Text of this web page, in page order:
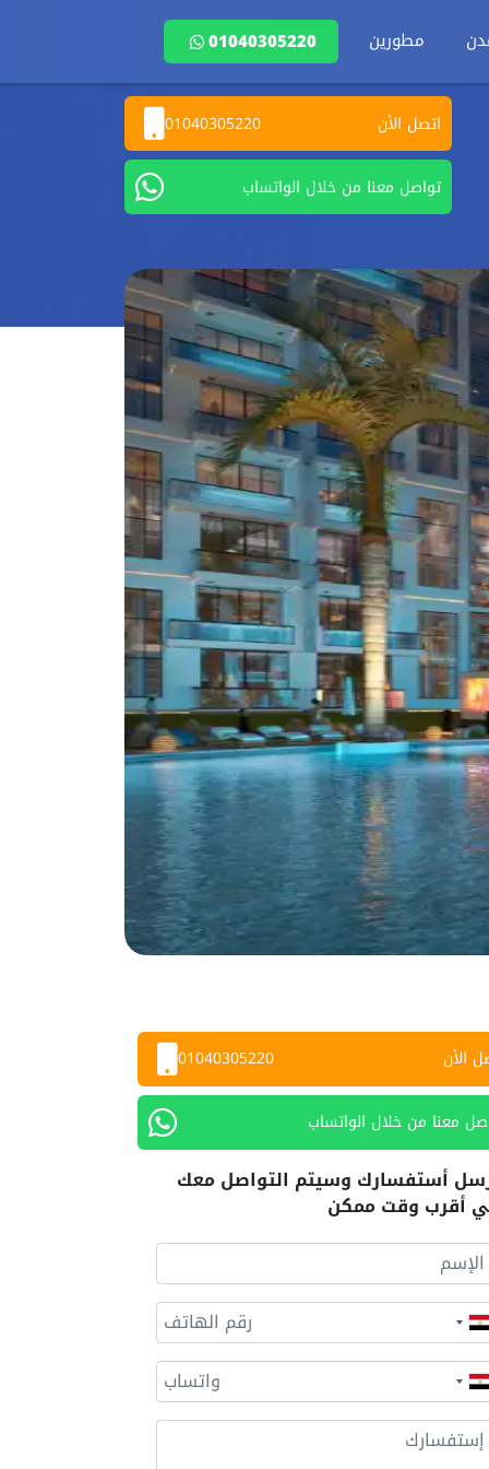
مطورين 01040305220
اتصل الأن 01040305220
تواصل معنا من خلال الواتساب
الأن 01040305220
معنا من خلال الواتساب
أستفسارك وسيتم التواصل معك
أقرب وقت ممكن